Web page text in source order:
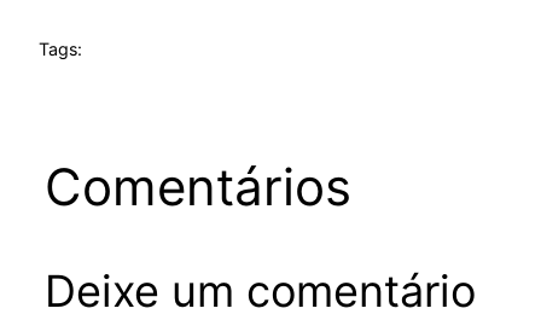
Tags:
Comentários
Deixe um comentário